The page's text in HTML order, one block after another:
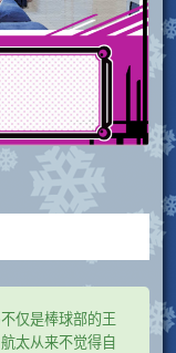
仅是棒球部的王
太从来不觉得自